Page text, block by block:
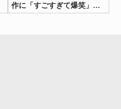
作に「すごすぎて爆笑」
「天才の発想」